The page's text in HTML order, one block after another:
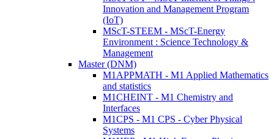
Innovation and Management Program
(IoT)
MScT-STEEM - MScT-Energy
Environment : Science Technology &
Management
Master (DNM)
M1APPMATH - M1 Applied Mathematics
and statistics
M1CHEINT - M1 Chemistry and
Interfaces
M1CPS - M1 CPS - Cyber Physical
Systems